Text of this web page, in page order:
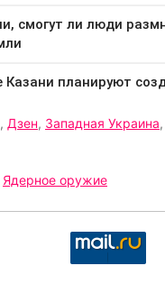
, Дзен, Западная Украина,
Ядерное оружие